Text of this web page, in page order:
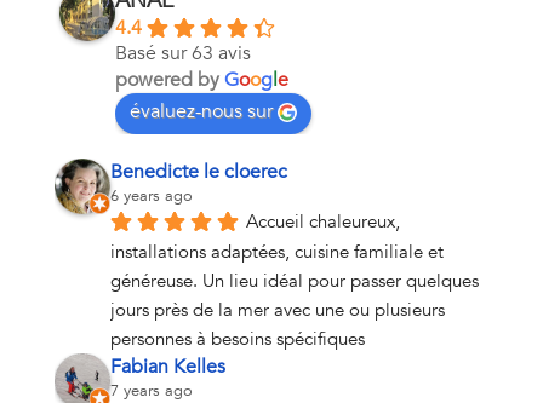
4.4
Basé sur 63 avis
powered byGoogle
évaluez-nous sur
Benedicte le cloerec
6 years ago
Accueil chaleureux,
installations adaptées, cuisine familiale et
généreuse. Un lieu idéal pour passer quelques
jours près de la mer avec une ou plusieurs
personnes à besoins spécifiques
Fabian Kelles
7 years ago